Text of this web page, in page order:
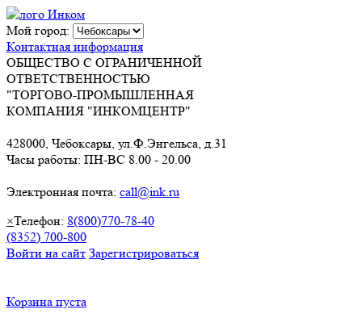
Мой город:
Контактная информация
ОБЩЕСТВО С ОГРАНИЧЕННОЙ
ОТВЕТСТВЕННОСТЬЮ
"ТОРГОВО-ПРОМЫШЛЕННАЯ
КОМПАНИЯ "ИНКОМЦЕНТР"
428000, Чебоксары, ул.Ф.Энгельса, д.31
Часы работы: ПН-ВС 8.00 - 20.00
Электронная почта: call@ink.ru
×Телефон: 8(800)770-78-40
(8352) 700-800
Войти на сайт Зарегистрироваться
Корзина пуста